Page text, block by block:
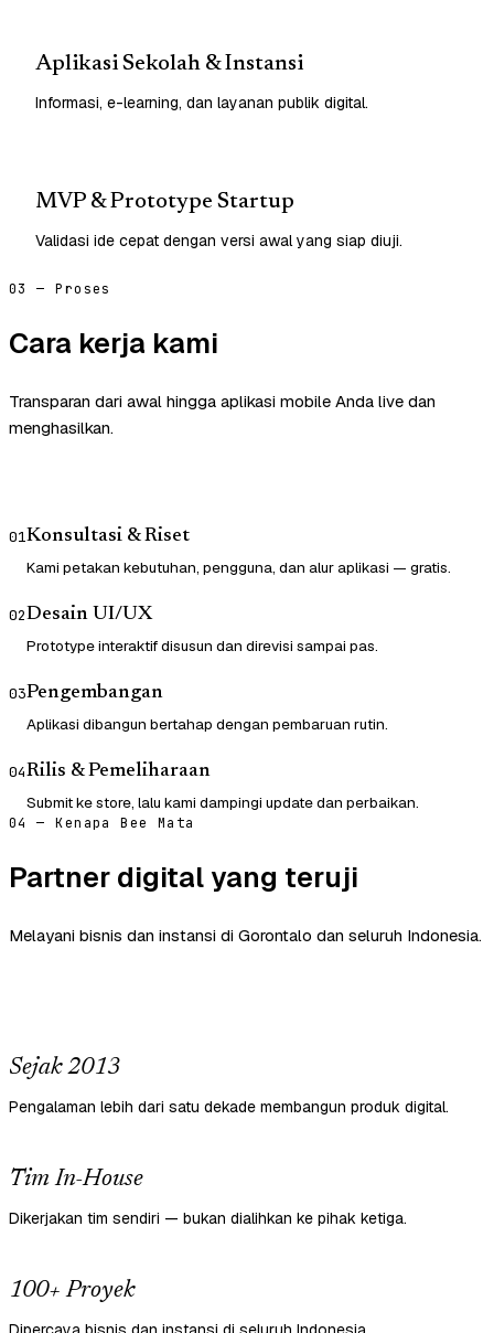
Aplikasi Sekolah & Instansi
Informasi, e-learning, dan layanan publik digital.
MVP & Prototype Startup
Validasi ide cepat dengan versi awal yang siap diuji.
03 — Proses
Cara kerja kami
Transparan dari awal hingga aplikasi mobile Anda live dan
menghasilkan.
01Konsultasi & Riset
Kami petakan kebutuhan, pengguna, dan alur aplikasi — gratis.
02Desain UI/UX
Prototype interaktif disusun dan direvisi sampai pas.
03Pengembangan
Aplikasi dibangun bertahap dengan pembaruan rutin.
04Rilis & Pemeliharaan
Submit ke store, lalu kami dampingi update dan perbaikan.
04 — Kenapa Bee Mata
Partner digital yang teruji
Melayani bisnis dan instansi di Gorontalo dan seluruh Indonesia.
Sejak 2013
Pengalaman lebih dari satu dekade membangun produk digital.
Tim In-House
Dikerjakan tim sendiri — bukan dialihkan ke pihak ketiga.
100+ Proyek